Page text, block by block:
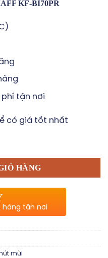
KF-BI70PR
tận nơi
có giá tốt nhất
KF-BI70PR số lượng
HÀNG
hàng tận nơi
mùi